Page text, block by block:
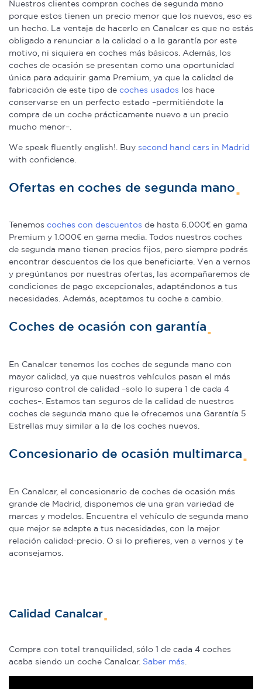
de cookies.
Las cookies de este sitio web se usan para personalizar
el contenido y los anuncios, ofrecer funciones de redes
sociales y analizar el tráfico. Además, compartimos
información sobre el uso que haga del sitio web con
nuestros partners de redes sociales, publicidad y análisis
web, quienes pueden combinarla con otra información
que les haya proporcionado o que hayan recopilado a
Nuestros clientes compran coches de segunda mano
porque estos tienen un precio menor que los nuevos, eso es
un hecho. La ventaja de hacerlo en Canalcar es que no estás
obligado a renunciar a la calidad o a la garantía por este
motivo, ni siquiera en coches más básicos. Además, los
coches de ocasión se presentan como una oportunidad
única para adquirir gama Premium, ya que la calidad de
fabricación de este tipo de coches usados los hace
conservarse en un perfecto estado –permitiéndote la
compra de un coche prácticamente nuevo a un precio
mucho menor–.
We speak fluently english!. Buy second hand cars in Madrid
with confidence.
Ofertas en coches de segunda mano
Tenemos coches con descuentos de hasta 6.000€ en gama
Premium y 1.000€ en gama media. Todos nuestros coches
de segunda mano tienen precios fijos, pero siempre podrás
encontrar descuentos de los que beneficiarte. Ven a vernos
y pregúntanos por nuestras ofertas, las acompañaremos de
condiciones de pago excepcionales, adaptándonos a tus
necesidades. Además, aceptamos tu coche a cambio.
Coches de ocasión con garantía
En Canalcar tenemos los coches de segunda mano con
mayor calidad, ya que nuestros vehículos pasan el más
riguroso control de calidad –solo lo supera 1 de cada 4
coches–. Estamos tan seguros de la calidad de nuestros
coches de segunda mano que le ofrecemos una Garantía 5
Estrellas muy similar a la de los coches nuevos.
Concesionario de ocasión multimarca
En Canalcar, el concesionario de coches de ocasión más
grande de Madrid, disponemos de una gran variedad de
marcas y modelos. Encuentra el vehículo de segunda mano
que mejor se adapte a tus necesidades, con la mejor
relación calidad-precio. O si lo prefieres, ven a vernos y te
aconsejamos.
Calidad Canalcar
Compra con total tranquilidad, sólo 1 de cada 4 coches
acaba siendo un coche Canalcar. Saber más